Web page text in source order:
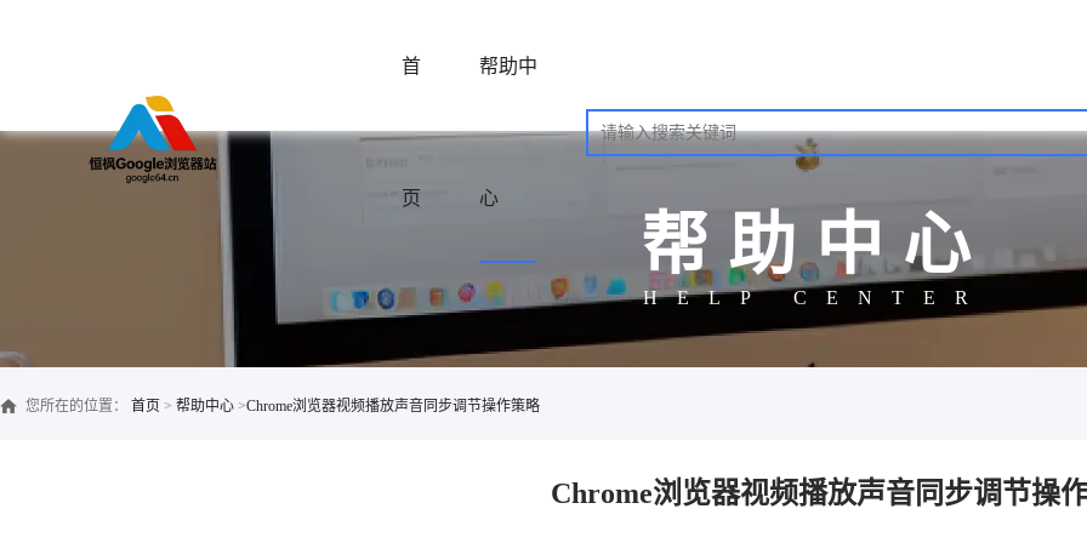
首
页
帮助中
心
帮助中心
HELP CENTER
您所在的位置： 首页 > 帮助中心 >Chrome浏览器视频播放声音同步调节操作策略
Chrome浏览器视频播放声音同步调节操